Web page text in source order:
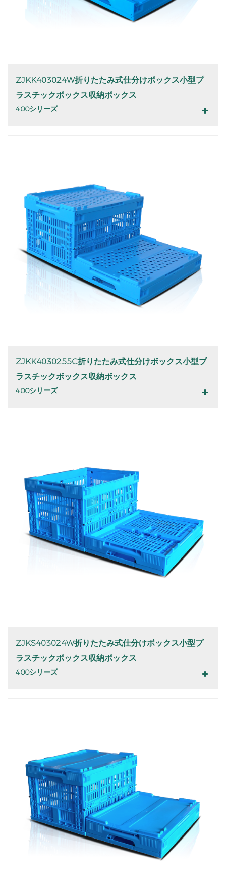
ZJKK403024W折りたたみ式仕分けボックス小型プ
ラスチックボックス収納ボックス
400シリーズ
ZJKK4030255C折りたたみ式仕分けボックス小型プ
ラスチックボックス収納ボックス
400シリーズ
ZJKS403024W折りたたみ式仕分けボックス小型プ
ラスチックボックス収納ボックス
400シリーズ